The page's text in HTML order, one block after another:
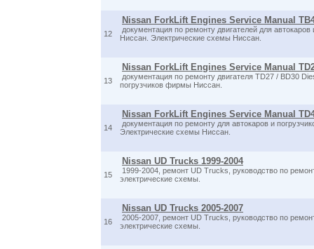
12
Nissan ForkLift Engines Service Manual
документация по ремонту двигателей для
Ниссан. Электрические схемы Ниссан.
13
Nissan ForkLift Engines Service Manual
документация по ремонту двигателя TD27 / BD30
погрузчиков фирмы Ниссан.
14
Nissan ForkLift Engines Service Manual
документация по ремонту для автокаров и
Электрические схемы Ниссан.
15
Nissan UD Trucks 1999-2004
1999-2004, ремонт UD Trucks, руководство по
электрические схемы.
16
Nissan UD Trucks 2005-2007
2005-2007, ремонт UD Trucks, руководство по
электрические схемы.